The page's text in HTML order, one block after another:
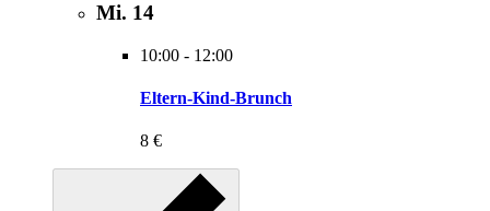
Mi. 14
10:00 - 12:00
Eltern-Kind-Brunch
8 €